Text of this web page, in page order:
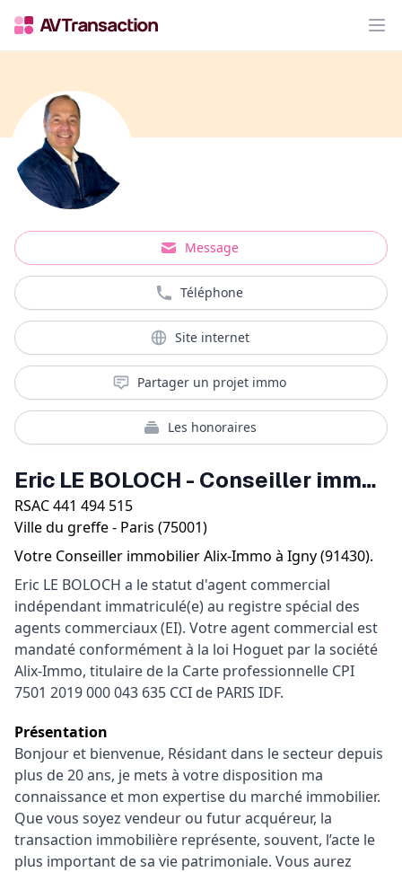
Message
Téléphone
Site internet
Partager un projet immo
Les honoraires
Eric LE BOLOCH - Conseiller immobilier
RSAC441 494 515
Ville du greffe - Paris (75001)
Votre Conseiller immobilierAlix-Immo à Igny(91430).
Eric LE BOLOCH a le statut d'agent commercial
indépendant immatriculé(e) au registre spécial des
agents commerciaux (EI). Votre agent commercial est
mandaté conformément à la loi Hoguet par la société
Alix-Immo, titulaire de la Carte professionnelle CPI
7501 2019 000 043 635 CCI de PARIS IDF.
Présentation
Bonjour et bienvenue, Résidant dans le secteur depuis
plus de 20 ans, je mets à votre disposition ma
connaissance et mon expertise du marché immobilier.
Que vous soyez vendeur ou futur acquéreur, la
transaction immobilière représente, souvent, l’acte le
plus important de sa vie patrimoniale. Vous aurez